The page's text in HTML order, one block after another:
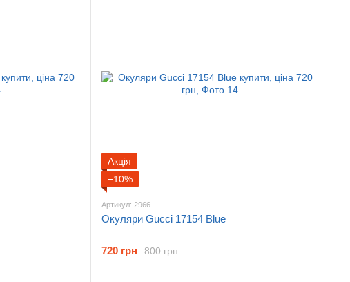
Акція
−10%
Артикул: 2966
Окуляри Gucci 17154 Blue
800 грн
720 грн